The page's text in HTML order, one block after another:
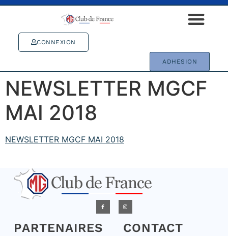
CONNEXION
ADHESION
NEWSLETTER MGCF
MAI 2018
NEWSLETTER MGCF MAI 2018
PARTENAIRES CONTACT